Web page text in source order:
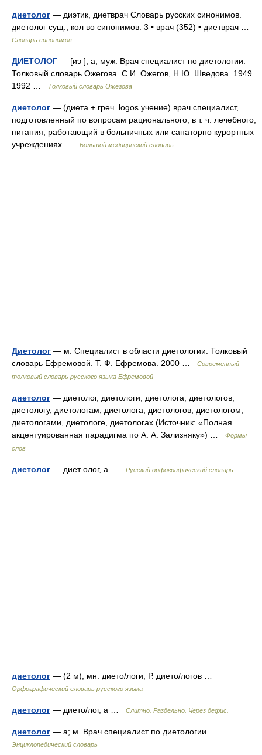
диетолог — диэтик, диетврач Словарь русских синонимов.
диетолог сущ., кол во синонимов: 3 • врач (352) • диетврач …
Словарь синонимов
ДИЕТОЛОГ — [иэ ], а, муж. Врач специалист по диетологии.
Толковый словарь Ожегова. С.И. Ожегов, Н.Ю. Шведова. 1949
1992 …
Толковый словарь Ожегова
диетолог — (диета + греч. logos учение) врач специалист,
подготовленный по вопросам рационального, в т. ч. лечебного,
питания, работающий в больничных или санаторно курортных
учреждениях …
Большой медицинский словарь
Диетолог — м. Специалист в области диетологии. Толковый
словарь Ефремовой. Т. Ф. Ефремова. 2000 …
Современный
толковый словарь русского языка Ефремовой
диетолог — диетолог, диетологи, диетолога, диетологов,
диетологу, диетологам, диетолога, диетологов, диетологом,
диетологами, диетологе, диетологах (Источник: «Полная
акцентуированная парадигма по А. А. Зализняку») …
Формы
слов
диетолог — диет олог, а … Русский орфографический словарь
диетолог — (2 м); мн. дието/логи, Р. дието/логов …
Орфографический словарь русского языка
диетолог — дието/лог, а … Слитно. Раздельно. Через дефис.
диетолог — а; м. Врач специалист по диетологии …
Энциклопедический словарь